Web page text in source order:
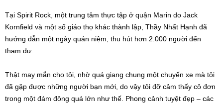
Tại Spirit Rock, một trung tâm thực tập ở quận Marin do Jack
Kornfield và một số giáo thọ khác thành lập, Thầy Nhất Hạnh đã
hướng dẫn một ngày quán niệm, thu hút hơn 2.000 người đến
tham dự.
Thật may mắn cho tôi, nhờ quá giang chung một chuyến xe mà tôi
đã gặp được những người bạn mới, do vậy tôi đỡ cảm thấy cô đơn
trong một đám đông quá lớn như thế. Phong cảnh tuyệt đẹp – các